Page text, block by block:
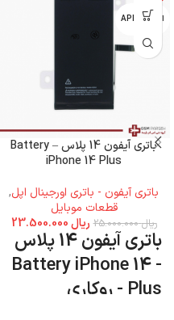
اپل - APPLE
باتری آیفون 14 پلاس – Battery
iPhone 14 Plus
باتری آیفون - باتری اورجینال اپل,
قطعات موبایل
ریال25.000.000 ریال
باتری آیفون 14 پلاس
- Battery iPhone 14
Plus - روکاری